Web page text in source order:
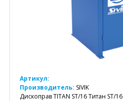
Артикул:
Производитель: SIVIK
Дископрав TITAN ST/16 Титан ST/16